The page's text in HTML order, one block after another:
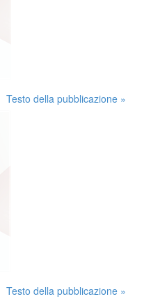
Testo della pubblicazione »
Testo della pubblicazione »